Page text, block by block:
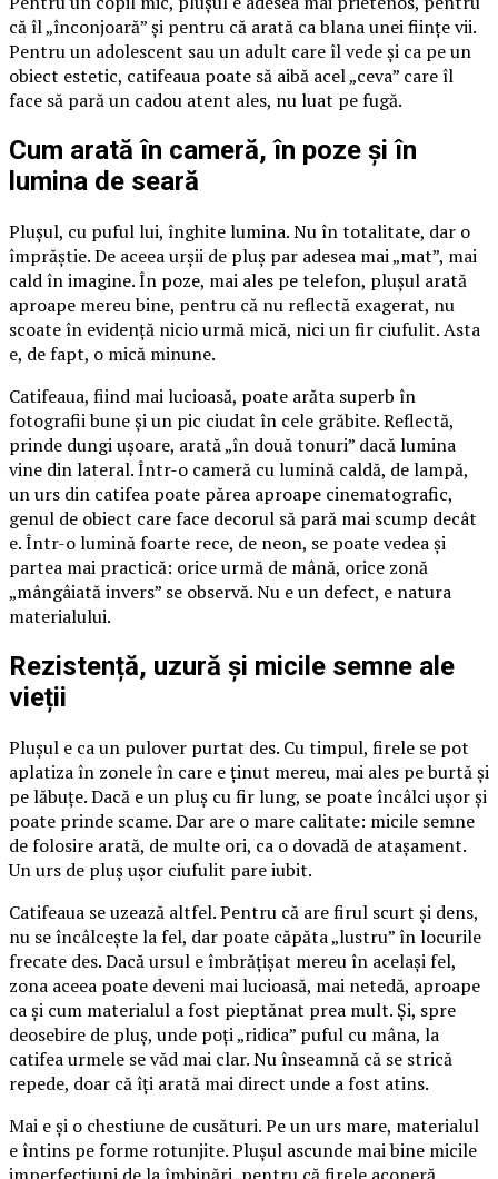
că îl „înconjoară” și pentru că arată ca blana unei ființe vii.
Pentru un adolescent sau un adult care îl vede și ca pe un
obiect estetic, catifeaua poate să aibă acel „ceva” care îl
face să pară un cadou atent ales, nu luat pe fugă.
Cum arată în cameră, în poze și în
lumina de seară
Plușul, cu puful lui, înghite lumina. Nu în totalitate, dar o
împrăștie. De aceea urșii de pluș par adesea mai „mat”, mai
cald în imagine. În poze, mai ales pe telefon, plușul arată
aproape mereu bine, pentru că nu reflectă exagerat, nu
scoate în evidență nicio urmă mică, nici un fir ciufulit. Asta
e, de fapt, o mică minune.
Catifeaua, fiind mai lucioasă, poate arăta superb în
fotografii bune și un pic ciudat în cele grăbite. Reflectă,
prinde dungi ușoare, arată „în două tonuri” dacă lumina
vine din lateral. Într-o cameră cu lumină caldă, de lampă,
un urs din catifea poate părea aproape cinematografic,
genul de obiect care face decorul să pară mai scump decât
e. Într-o lumină foarte rece, de neon, se poate vedea și
partea mai practică: orice urmă de mână, orice zonă
„mângâiată invers” se observă. Nu e un defect, e natura
materialului.
Rezistență, uzură și micile semne ale
vieții
Plușul e ca un pulover purtat des. Cu timpul, firele se pot
aplatiza în zonele în care e ținut mereu, mai ales pe burtă și
pe lăbuțe. Dacă e un pluș cu fir lung, se poate încâlci ușor și
poate prinde scame. Dar are o mare calitate: micile semne
de folosire arată, de multe ori, ca o dovadă de atașament.
Un urs de pluș ușor ciufulit pare iubit.
Catifeaua se uzează altfel. Pentru că are firul scurt și dens,
nu se încâlcește la fel, dar poate căpăta „lustru” în locurile
frecate des. Dacă ursul e îmbrățișat mereu în același fel,
zona aceea poate deveni mai lucioasă, mai netedă, aproape
ca și cum materialul a fost pieptănat prea mult. Și, spre
deosebire de pluș, unde poți „ridica” puful cu mâna, la
catifea urmele se văd mai clar. Nu înseamnă că se strică
repede, doar că îți arată mai direct unde a fost atins.
Mai e și o chestiune de cusături. Pe un urs mare, materialul
e întins pe forme rotunjite. Plușul ascunde mai bine micile
imperfecțiuni de la îmbinări, pentru că firele acoperă